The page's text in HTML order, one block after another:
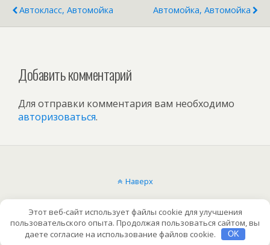
Автокласс, Автомойка
Автомойка, Автомойка
Добавить комментарий
Для отправки комментария вам необходимо
авторизоваться.
Наверх
Мобильн. Компьютерная
Этот веб-сайт использует файлы cookie для улучшения
пользовательского опыта. Продолжая пользоваться сайтом, вы
даете согласие на использование файлов cookie.
OK